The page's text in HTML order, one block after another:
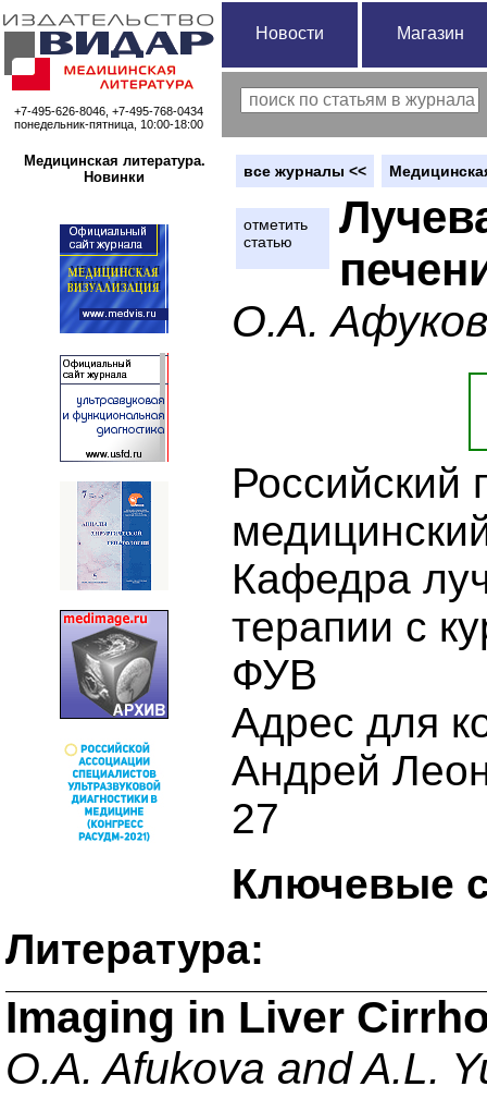
+7-495-626-8046, +7-495-768-0434
понедельник-пятница, 10:00-18:00
Новости Магазин
Медицинская литература.
Новинки
вce журналы <<
отметить
статью
О.А.
Российский
Кафедра
терапии с
ФУВ
Адрес для
Андрей
27
Ключевые
Литература:
Imaging in Liver
O.A. Afukova and A.L.